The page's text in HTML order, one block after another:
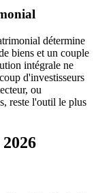
détermine
biens et un couple
intégrale ne
d'investisseurs
ou
reste l'outil le plus